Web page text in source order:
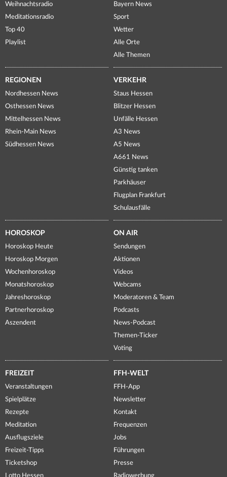
Weihnachtsradio
Meditationsradio
Top 40
Playlist
Bayern News
Sport
Wetter
Alle Orte
Alle Themen
REGIONEN
Nordhessen News
Osthessen News
Mittelhessen News
Rhein-Main News
Südhessen News
VERKEHR
Staus Hessen
Blitzer Hessen
Unfälle Hessen
A3 News
A5 News
A661 News
Günstig tanken
Parkhäuser
Flugplan Frankfurt
Schulausfälle
HOROSKOP
Horoskop Heute
Horoskop Morgen
Wochenhoroskop
Monatshoroskop
Jahreshoroskop
Partnerhoroskop
Aszendent
ON AIR
Sendungen
Aktionen
Videos
Webcams
Moderatoren & Team
Podcasts
News-Podcast
Themen-Ticker
Voting
FREIZEIT
Veranstaltungen
Spielplätze
Rezepte
Meditation
Ausflugsziele
Freizeit-Tipps
Ticketshop
Lotto Hessen
FFH-WELT
FFH-App
Newsletter
Kontakt
Frequenzen
Jobs
Führungen
Presse
Radiowerbung